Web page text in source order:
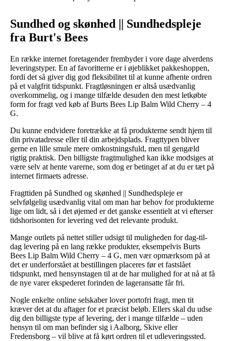
Sundhed og skønhed || Sundhedspleje
fra Burt's Bees
En række internet foretagender frembyder i vore dage alverdens
leveringstyper. En af favoritterne er i øjeblikket pakkeshoppen,
fordi det så giver dig god fleksibilitet til at kunne afhente ordren
på et valgfrit tidspunkt. Fragtløsningen er altså usædvanlig
overkommelig, og i mange tilfælde desuden den mest letkøbte
form for fragt ved køb af Burts Bees Lip Balm Wild Cherry – 4
G.
Du kunne endvidere foretrække at få produkterne sendt hjem til
din privatadresse eller til din arbejdsplads. Fragttypen bliver
gerne en lille smule mere omkostningsfuld, men til gengæld
rigtig praktisk. Den billigste fragtmulighed kan ikke modsiges at
være selv at hente varerne, som dog er betinget af at du er tæt på
internet firmaets adresse.
Fragttiden på Sundhed og skønhed || Sundhedspleje er
selvfølgelig usædvanlig vital om man har behov for produkterne
lige om lidt, så i det øjemed er det ganske essentielt at vi efterser
tidshorisonten for levering ved det relevante produkt.
Mange outlets på nettet stiller udsigt til muligheden for dag-til-
dag levering på en lang række produkter, eksempelvis Burts
Bees Lip Balm Wild Cherry – 4 G, men vær opmærksom på at
det er underforstået at bestillingen placeres før et fastslået
tidspunkt, med hensynstagen til at de har mulighed for at nå at få
de nye varer ekspederet forinden de lageransatte får fri.
Nogle enkelte online selskaber lover portofri fragt, men tit
kræver det at du aftager for et præcist beløb. Ellers skal du udse
dig den billigste type af levering, der i mange tilfælde – uden
hensyn til om man befinder sig i Aalborg, Skive eller
Fredensborg – vil blive at få kørt ordren til et udleveringssted.